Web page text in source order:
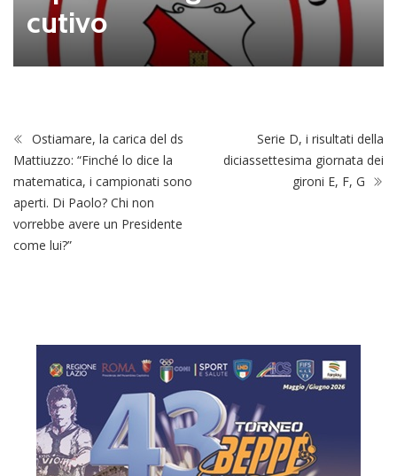
cutivo
Ostiamare, la carica del ds
Mattiuzzo: “Finché lo dice la
matematica, i campionati sono
aperti. Di Paolo? Chi non
vorrebbe avere un Presidente
come lui?”
Serie D, i risultati della
diciassettesima giornata dei
gironi E, F, G